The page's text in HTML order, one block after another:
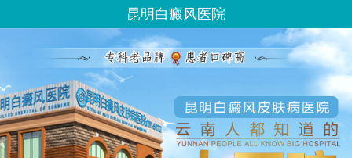
昆明白癜风医院